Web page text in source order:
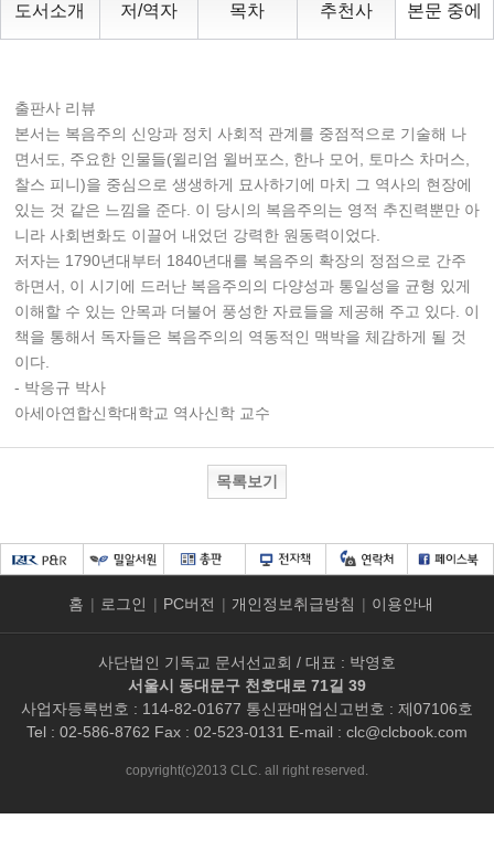
도서소개 저/역자 목차 추천사 본문 중에
출판사 리뷰
본서는 복음주의 신앙과 정치 사회적 관계를 중점적으로 기술해 나
면서도, 주요한 인물들(윌리엄 윌버포스, 한나 모어, 토마스 차머스,
찰스 피니)을 중심으로 생생하게 묘사하기에 마치 그 역사의 현장에
있는 것 같은 느낌을 준다. 이 당시의 복음주의는 영적 추진력뿐만 아
니라 사회변화도 이끌어 내었던 강력한 원동력이었다.
저자는 1790년대부터 1840년대를 복음주의 확장의 정점으로 간주
하면서, 이 시기에 드러난 복음주의의 다양성과 통일성을 균형 있게
이해할 수 있는 안목과 더불어 풍성한 자료들을 제공해 주고 있다. 이
책을 통해서 독자들은 복음주의의 역동적인 맥박을 체감하게 될 것
이다.
- 박응규 박사
아세아연합신학대학교 역사신학 교수
목록보기
홈 | 로그인 | PC버전 | 개인정보취급방침 | 이용안내
사단법인 기독교 문서선교회 / 대표 : 박영호
서울시 동대문구 천호대로 71길 39
사업자등록번호 : 114-82-01677 통신판매업신고번호 : 제07106호
Tel : 02-586-8762 Fax : 02-523-0131 E-mail : clc@clcbook.com
copyright(c)2013 CLC. all right reserved.